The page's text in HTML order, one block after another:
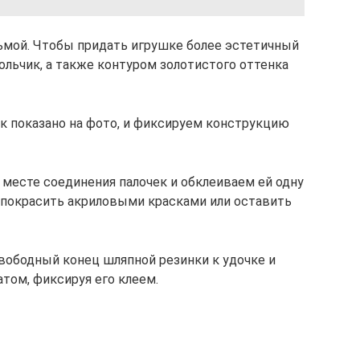
Чтобы придать игрушке более эстетичный
а также контуром золотистого оттенка
показано на фото, и фиксируем конструкцию
соединения палочек и обклеиваем ей одну
акриловыми красками или оставить
конец шляпной резинки к удочке и
фиксируя его клеем.